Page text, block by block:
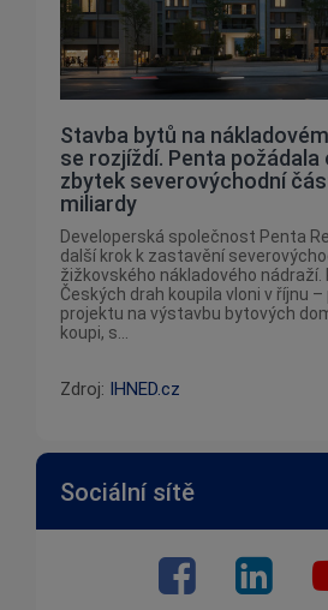
Stavba bytů na
se rozjíždí. Penta požádala
zbytek severovýchodní
miliardy
Developerská společnost Penta
další krok k zastavění
žižkovského nákladového nádraží.
Českých drah koupila vloni v říjnu
projektu na výstavbu bytových
koupi, s...
Zdroj: IHNED.cz
Sociální sítě